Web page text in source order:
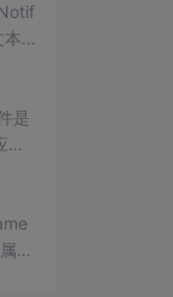
本
是
用
性